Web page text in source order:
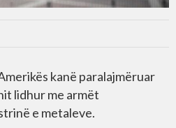
kanë paralajmëruar
lidhur me armët
e metaleve.